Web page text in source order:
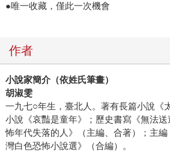
●唯一收藏，僅此一次機會
作者
小說家簡介（依姓氏筆畫）
胡淑雯
一九七○年生，臺北人。著有長篇小說《
小說《哀豔是童年》；歷史書寫《無法
怖年代失落的人》（主編、合著）；主
灣白色恐怖小說選》（合編）。